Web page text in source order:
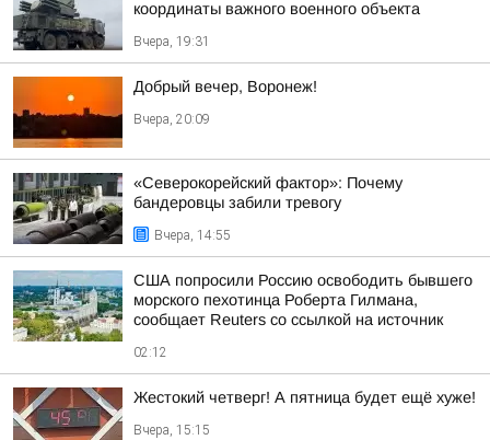
координаты важного военного объекта
Вчера, 19:31
Добрый вечер, Воронеж!
Вчера, 20:09
«Северокорейский фактор»: Почему
бандеровцы забили тревогу
Вчера, 14:55
США попросили Россию освободить бывшего
морского пехотинца Роберта Гилмана,
сообщает Reuters со ссылкой на источник
02:12
Жестокий четверг! А пятница будет ещё хуже!
Вчера, 15:15